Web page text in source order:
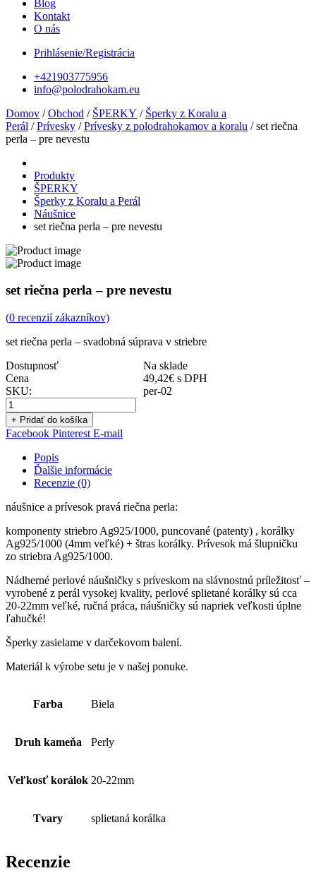
Blog
Kontakt
O nás
Prihlásenie/Registrácia
+421903775956
info@polodrahokam.eu
Domov /Obchod / ŠPERKY / Šperky z Koralu a
Perál /Prívesky /Prívesky z polodrahokamov a koralu / set riečna
perla – pre nevestu
Produkty
ŠPERKY
Šperky z Koralu a Perál
Náušnice
set riečna perla – pre nevestu
set riečna perla – pre nevestu
(0 recenzií zákazníkov)
set riečna perla – svadobná súprava v striebre
Dostupnosť
Na sklade
Cena
49,42€ s DPH
SKU:
per-02
+ Pridať do košíka
Facebook Pinterest E-mail
Popis
Ďalšie informácie
Recenzie (0)
náušnice a prívesok pravá riečna perla:
komponenty striebro Ag925/1000, puncované (patenty) , korálky
Ag925/1000 (4mm veľké) + štras korálky. Prívesok má šlupničku
zo striebra Ag925/1000.
Nádherné perlové náušničky s príveskom na slávnostnú príležitosť –
vyrobené z perál vysokej kvality, perlové splietané korálky sú cca
20-22mm veľké, ručná práca, náušničky sú napriek veľkosti úplne
ľahučké!
Šperky zasielame v darčekovom balení.
Materiál k výrobe setu je v našej ponuke.
Farba Biela
Druh kameňa Perly
Veľkosť korálok 20-22mm
Tvary splietaná korálka
Recenzie